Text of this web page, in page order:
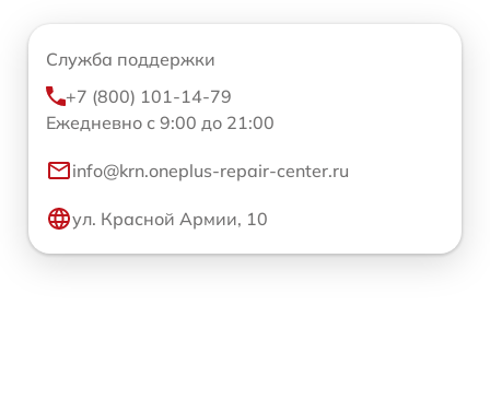
Служба поддержки
+7 (800) 101-14-79
Ежедневно с 9:00 до 21:00
info@krn.oneplus-repair-center.ru
ул. Красной Армии, 10